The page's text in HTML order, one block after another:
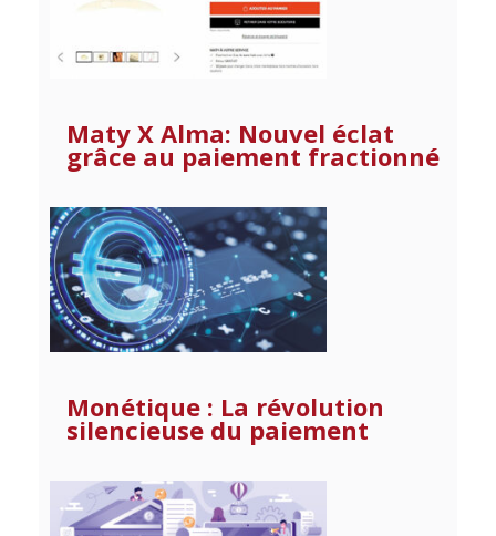
Maty X Alma: Nouvel éclat
grâce au paiement fractionné
Monétique : La révolution
silencieuse du paiement